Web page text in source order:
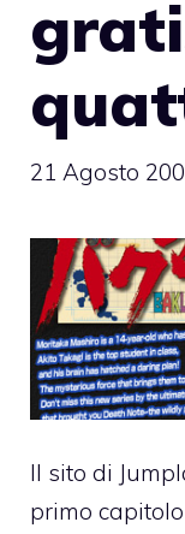
21 Agosto
Il sito di
primo